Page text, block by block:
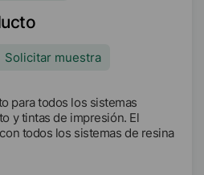
Solicitar muestra
para todos los sistemas
y tintas de impresión. El
todos los sistemas de resina